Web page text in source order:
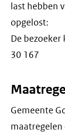
last hebben
opgelost:
De
30 167
Gemeente
maatregelen